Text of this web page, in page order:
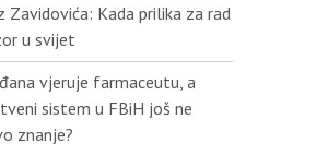
Zavidovića: Kada prilika za rad
u svijet
vjeruje farmaceutu, a
sistem u FBiH još ne
znanje?